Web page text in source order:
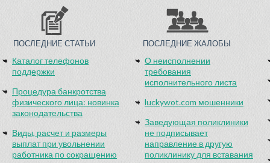
ПОСЛЕДНИЕ СТАТЬИ
Каталог телефонов
поддержки
Процедура банкротства
физического лица: новинка
законодательства
Виды, расчет и размеры
выплат при увольнении
работника по сокращению
ПОСЛЕДНИЕ ЖАЛОБЫ
О неисполнении
требования
исполнительного листа
luckywot.com мошенники
Заведующая поликлиники
не подписывает
направление в другую
поликлинику для вставания